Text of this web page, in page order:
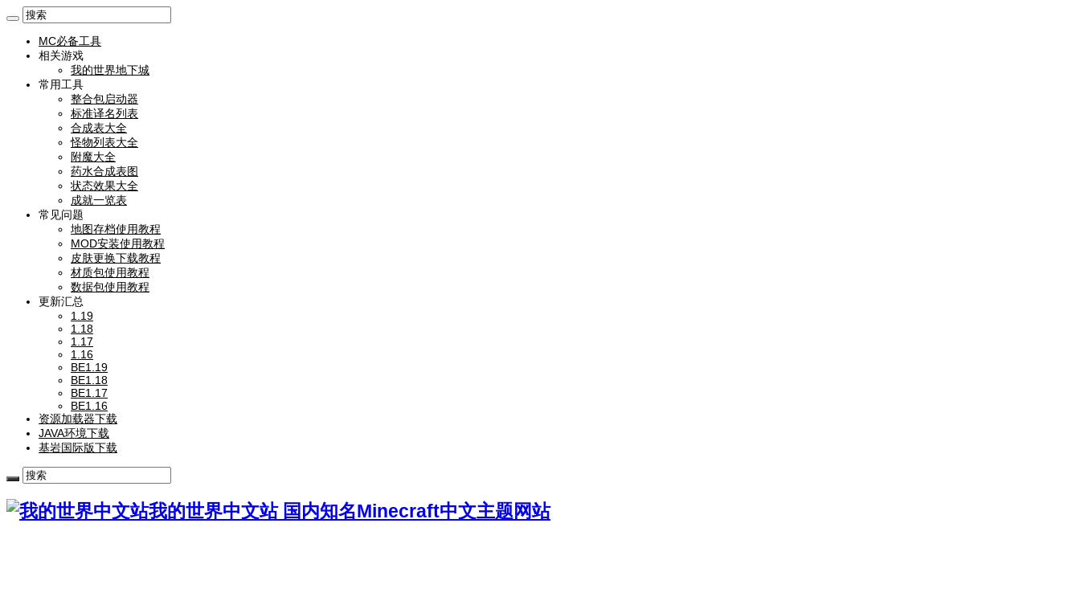
MC必备工具
相关游戏
我的世界地下城
常用工具
整合包启动器
标准译名列表
合成表大全
怪物列表大全
附魔大全
药水合成表图
状态效果大全
成就一览表
常见问题
地图存档使用教程
MOD安装使用教程
皮肤更换下载教程
材质包使用教程
数据包使用教程
更新汇总
1.19
1.18
1.17
1.16
BE1.19
BE1.18
BE1.17
BE1.16
资源加载器下载
JAVA环境下载
基岩国际版下载
我的世界中文站 国内知名Minecraft中文主题网站